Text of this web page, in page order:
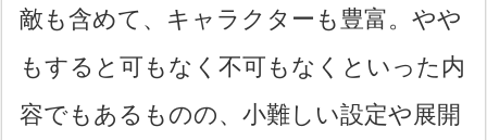
敵も含めて、キャラクターも豊富。やや
もすると可もなく不可もなくといった内
容でもあるものの、小難しい設定や展開